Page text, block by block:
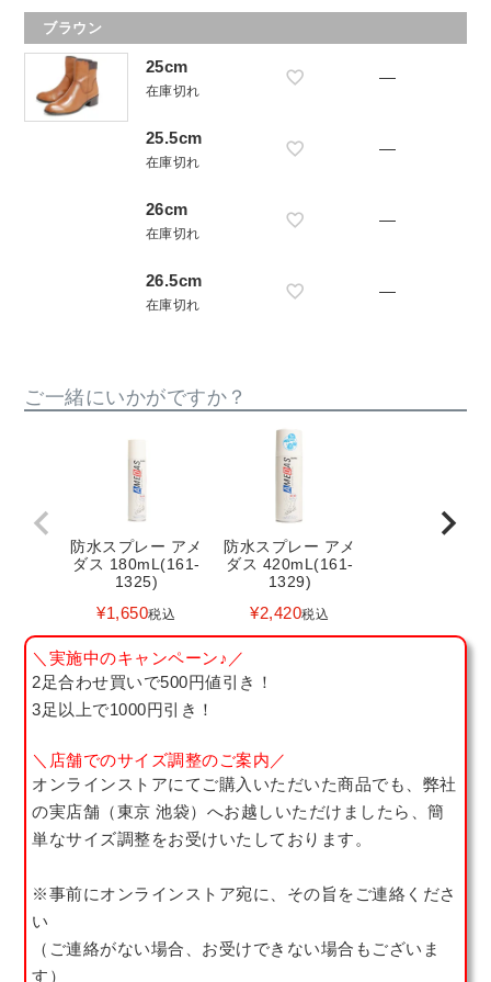
ブラウン
25cm
在庫切れ
—
25.5cm
在庫切れ
—
26cm
在庫切れ
—
26.5cm
在庫切れ
—
ご一緒にいかがですか？
防水スプレー アメ
ダス 180mL(161-
1325)
¥1,650税込
防水スプレー アメ
ダス 420mL(161-
1329)
¥2,420税込
＼実施中のキャンペーン♪／
2足合わせ買いで500円値引き！
3足以上で1000円引き！
＼店舗でのサイズ調整のご案内／
オンラインストアにてご購入いただいた商品でも、弊社
の実店舗（東京 池袋）へお越しいただけましたら、簡
単なサイズ調整をお受けいたしております。
※事前にオンラインストア宛に、その旨をご連絡くださ
い
（ご連絡がない場合、お受けできない場合もございま
す）